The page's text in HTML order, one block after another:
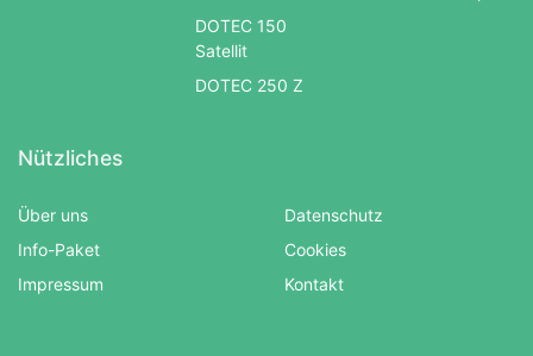
DOTEC 150
Satellit
DOTEC 250 Z
Nützliches
Über uns
Info-Paket
Impressum
Datenschutz
Cookies
Kontakt